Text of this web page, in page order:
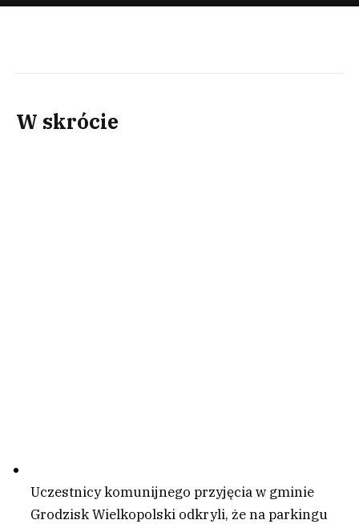
W skrócie
Uczestnicy komunijnego przyjęcia w gminie
Grodzisk Wielkopolski odkryli, że na parkingu